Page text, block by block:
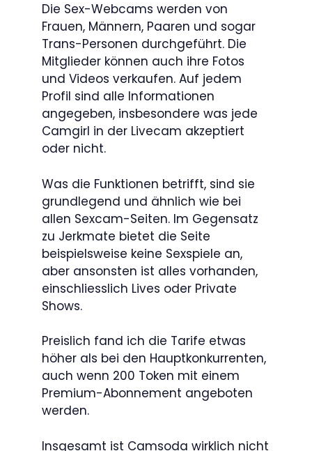
Die Sex-Webcams werden von
Frauen, Männern, Paaren und sogar
Trans-Personen durchgeführt. Die
Mitglieder können auch ihre Fotos
und Videos verkaufen. Auf jedem
Profil sind alle Informationen
angegeben, insbesondere was jede
Camgirl in der Livecam akzeptiert
oder nicht.
Was die Funktionen betrifft, sind sie
grundlegend und ähnlich wie bei
allen Sexcam-Seiten. Im Gegensatz
zu Jerkmate bietet die Seite
beispielsweise keine Sexspiele an,
aber ansonsten ist alles vorhanden,
einschliesslich Lives oder Private
Shows.
Preislich fand ich die Tarife etwas
höher als bei den Hauptkonkurrenten,
auch wenn 200 Token mit einem
Premium-Abonnement angeboten
werden.
Insgesamt ist Camsoda wirklich nicht